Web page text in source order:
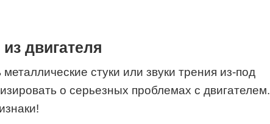
двигателя
стуки или звуки трения из-под
о серьезных проблемах с двигателем.